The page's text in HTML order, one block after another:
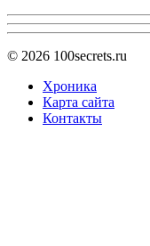
© 2026 100secrets.ru
Хроника
Карта сайта
Контакты